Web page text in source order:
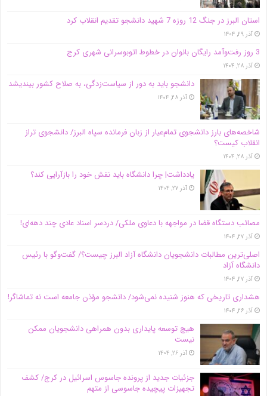
استان البرز در جنگ 12 روزه 7 شهید دانشجو تقدیم انقلاب کرد
آذر ۲۹, ۱۴۰۴
3 روز رفت‌وآمد رایگان بانوان در خطوط اتوبوسرانی شهری کرج
آذر ۲۸, ۱۴۰۴
دانشجو باید به دور از سیاست‌زدگی، به صلاح کشور بیندیشد
آذر ۲۸, ۱۴۰۴
شاخصه‌های بارز دانشجوی تمام‌عیار از زبان فرمانده سپاه البرز/ دانشجوی تراز
انقلاب کیست؟
آذر ۲۸, ۱۴۰۴
یادداشت| چرا دانشگاه باید نقش خود را بازآرایی کند؟
آذر ۲۷, ۱۴۰۴
مصائب دستگاه قضا در مواجهه با دعاوی ملکی/ دردسر اسناد عادی چند‌ دهه‌ای!
آذر ۲۷, ۱۴۰۴
اصلی‌ترین مطالبات دانشجویان دانشگاه آزاد البرز چیست؟/ گفت‌وگو با رئیس
دانشگاه آز‌اد
آذر ۲۷, ۱۴۰۴
هشداری تاریخی که هنوز شنیده نمی‌شود/ دانشجو مؤذن جامعه است نه تماشاگر!
آذر ۲۶, ۱۴۰۴
هیچ توسعه پایداری بدون همراهی دانشجویان ممکن
نیست
آذر ۲۶, ۱۴۰۴
جزئیات جدید از پرونده جاسوس اسرائیل در کرج/‌ کشف
تجهیزات پیچیده جاسوسی از متهم